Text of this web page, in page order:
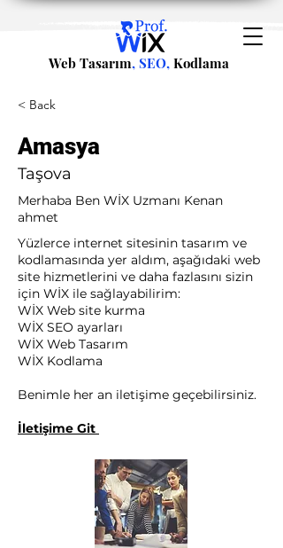
Web Tasarım, SEO, Kodlama
< Back
Amasya
Taşova
Merhaba Ben WİX Uzmanı Kenan
ahmet
Yüzlerce internet sitesinin tasarım ve
kodlamasında yer aldım, aşağıdaki web
site hizmetlerini ve daha fazlasını sizin
için WİX ile sağlayabilirim:​ ​
WİX Web site kurma
WİX SEO ayarları
WİX Web Tasarım
WİX Kodlama ​
Benimle her an iletişime geçebilirsiniz.
İletişime Git